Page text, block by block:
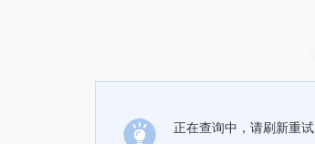
正在查询中，请刷新重试